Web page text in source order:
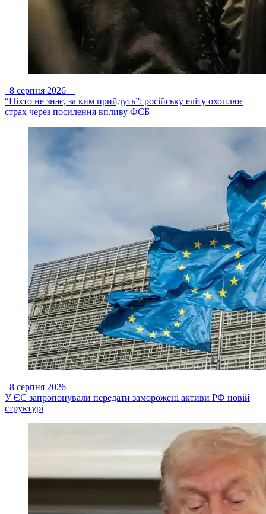
8 серпня 2026
“Ніхто не знає, за ким прийдуть”: російську еліту охоплює
страх через посилення впливу ФСБ
8 серпня 2026
У ЄС запропонували передати заморожені активи РФ новій
структурі